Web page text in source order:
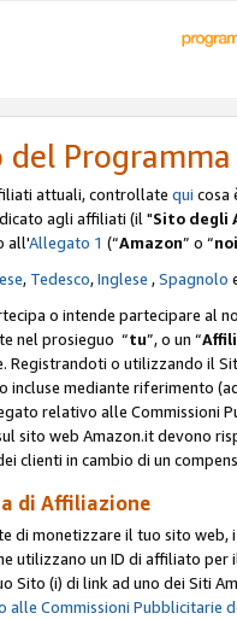
attuali, controllate qui cosa
agli affiliati (il "Sito degli
all'Allegato 1 (“Amazon” o “noi
, Tedesco,Inglese ,Spagnolo
o intende partecipare al
nel prosieguo “tu”, o un “
Registrandoti o utilizzando il
mediante riferimento
relativo alle Commissioni
sito web Amazon.it devono
clienti in cambio di un
di Affiliazione
di monetizzare il tuo sito
utilizzano un ID di affiliato per
Sito (i) di link ad uno dei Siti
alle Commissioni Pubblicitarie